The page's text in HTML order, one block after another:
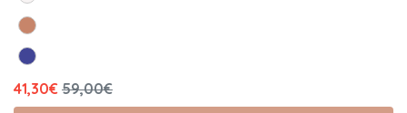
41,30€ 59,00€